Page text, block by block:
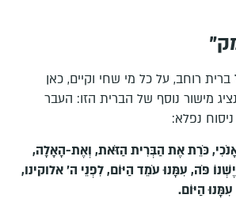
ברית רוחב, על כל מי שחי וקיים, כאן
מישור נוסף של הברית הזו: העבר
נפלא:
כֹּרֵת אֶת הַבְּרִית הַזֹּאת, וְאֶת-הָאָלָה,
פֹּה, עִמָּנוּ עֹמֵד הַיּוֹם, לִפְנֵי ה' אלוקינו,
הַיּוֹם.